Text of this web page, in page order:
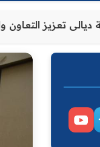
مجلس محافظة